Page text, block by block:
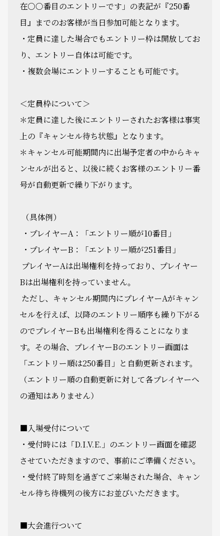
在○○番目のエントリーです」の表記が『250番
目』までのお客様が当日参加可能となります。
・定員に達した場合でもエントリー枠は開放してお
り、エントリー自体は可能です。
・複数会場にエントリーすることも可能です。
＜定員枠について＞
＊定員に達した後にエントリーされたお客様は事実
上の『キャンセル待ち状態』となります。
＊キャンセル可能期間内に出場予定者の中からキャ
ンセルが出ると、以後に続くお客様のエントリー番
号が自動更新で繰り下がります。
（具体例）
・プレイヤーA：「エントリー順が10番目」
・プレイヤーB：「エントリー順が251番目」
プレイヤーAは出場権利を持っており、プレイヤー
Bは出場権利を持っていません。
ただし、キャンセル期間内にプレイヤーAがキャン
セルを行えば、以降のエントリー順序も繰り下がる
のでプレイヤーBも出場権利を得ることになりま
す。その場合、プレイヤーBのエントリー画面は
「エントリー順は250番目」と自動更新されます。
（エントリー順の自動更新に対して各プレイヤーへ
の通知はありません）
■入場受付について
・受付時には「D.I.V.E.」のエントリー画面を確認
させていただきますので、事前にご準備ください。
・受付終了時刻を過ぎてご来場された場合、キャン
セル待ち待機列の後方にお並びいただきます。
■大会進行ついて